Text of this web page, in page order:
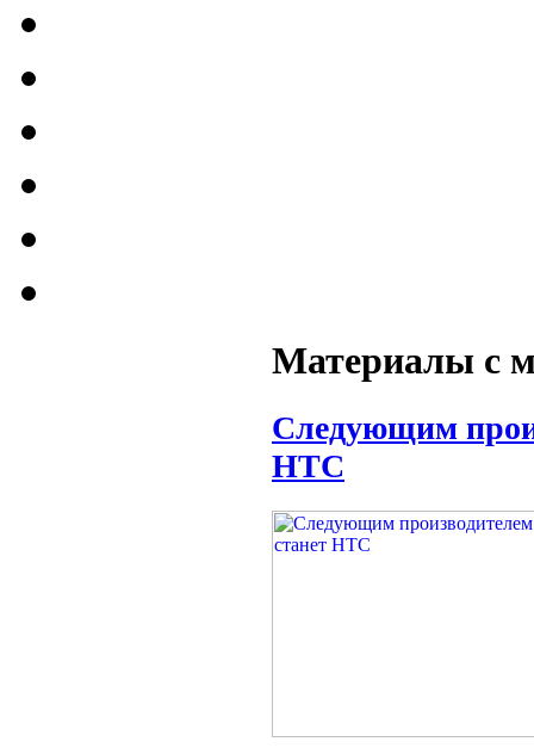
Материалы с
Следующим
HTC